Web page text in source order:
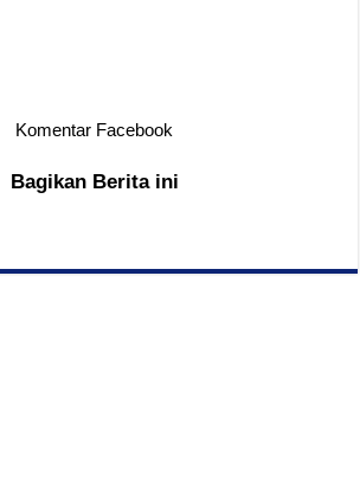
Komentar Facebook
Bagikan Berita ini